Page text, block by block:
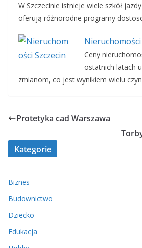
W Szczecinie istnieje wiele szkół
oferują różnorodne programy
Nieruchomości
Ceny
ostatnich latach
zmianom, co jest wynikiem wielu
Protetyka cad Warszawa
Kategorie
Biznes
Budownictwo
Dziecko
Edukacja